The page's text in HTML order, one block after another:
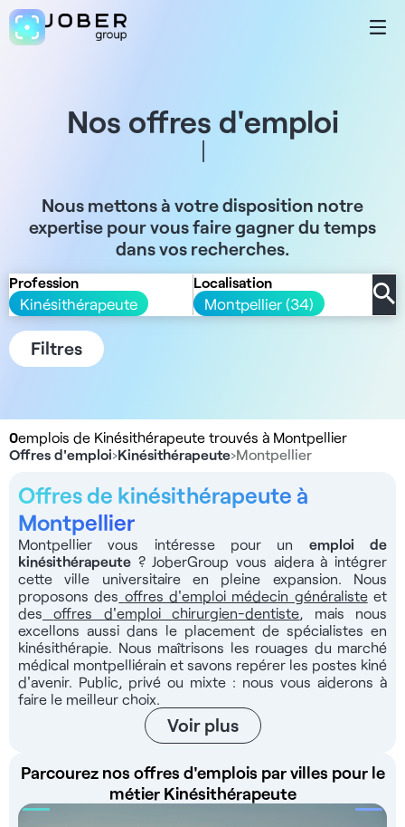
Nos offres d'emploi
Nous mettons à votre disposition notre
expertise pour vous faire gagner du temps
dans vos recherches.
Profession
Kinésithérapeute
Localisation
Montpellier (34)
Filtres
0emplois de Kinésithérapeute trouvés à Montpellier
Offres d'emploi›Kinésithérapeute›Montpellier
Offres de kinésithérapeute à
Montpellier
Montpellier vous intéresse pour un emploi de
kinésithérapeute ? JoberGroup vous aidera à intégrer
cette ville universitaire en pleine expansion. Nous
proposons des offres d'emploi médecin généralisteet
des
offres d'emploi chirurgien-dentiste, mais nous
excellons aussi dans le placement de spécialistes en
kinésithérapie. Nous maîtrisons les rouages du marché
médical montpelliérain et savons repérer les postes kiné
d'avenir. Public, privé ou mixte : nous vous aiderons à
faire le meilleur choix.
Voir plus
Parcourez nos offres d'emplois par villes pour le
métier Kinésithérapeute